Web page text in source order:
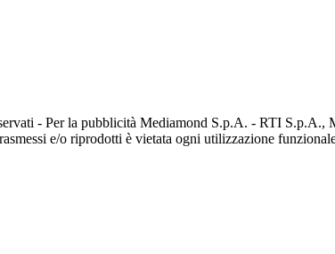
- Per la pubblicità Mediamond S.p.A. - RTI S.p.A.,
e/o riprodotti è vietata ogni utilizzazione